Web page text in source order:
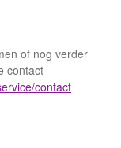
of nog verder
contact
contact